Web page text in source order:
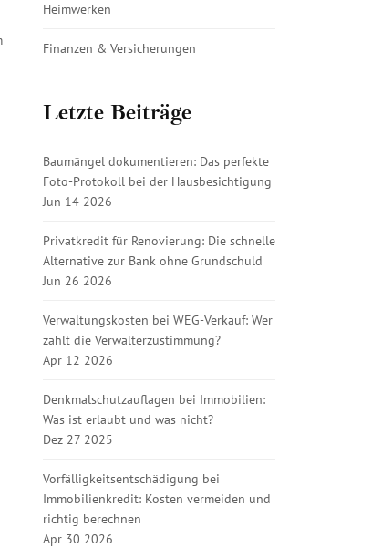
Heimwerken
Finanzen & Versicherungen
Letzte Beiträge
Baumängel dokumentieren: Das perfekte
Foto-Protokoll bei der Hausbesichtigung
Jun 14 2026
Privatkredit für Renovierung: Die schnelle
Alternative zur Bank ohne Grundschuld
Jun 26 2026
Verwaltungskosten bei WEG-Verkauf: Wer
zahlt die Verwalterzustimmung?
Apr 12 2026
Denkmalschutzauflagen bei Immobilien:
Was ist erlaubt und was nicht?
Dez 27 2025
Vorfälligkeitsentschädigung bei
Immobilienkredit: Kosten vermeiden und
richtig berechnen
Apr 30 2026